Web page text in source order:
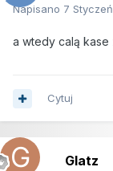
Napisano 7
a wtedy calą kase
Cytuj
Glatz